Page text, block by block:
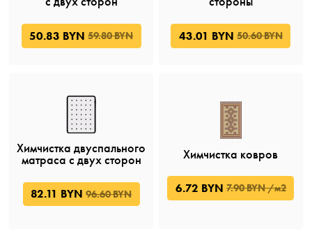
50.83 BYN 59.80 BYN 43.01 BYN 50.60 BYN
Химчистка двуспального
матраса с двух сторон
82.11 BYN 96.60 BYN
Химчистка ковров
6.72 BYN 7.90 BYN /м2